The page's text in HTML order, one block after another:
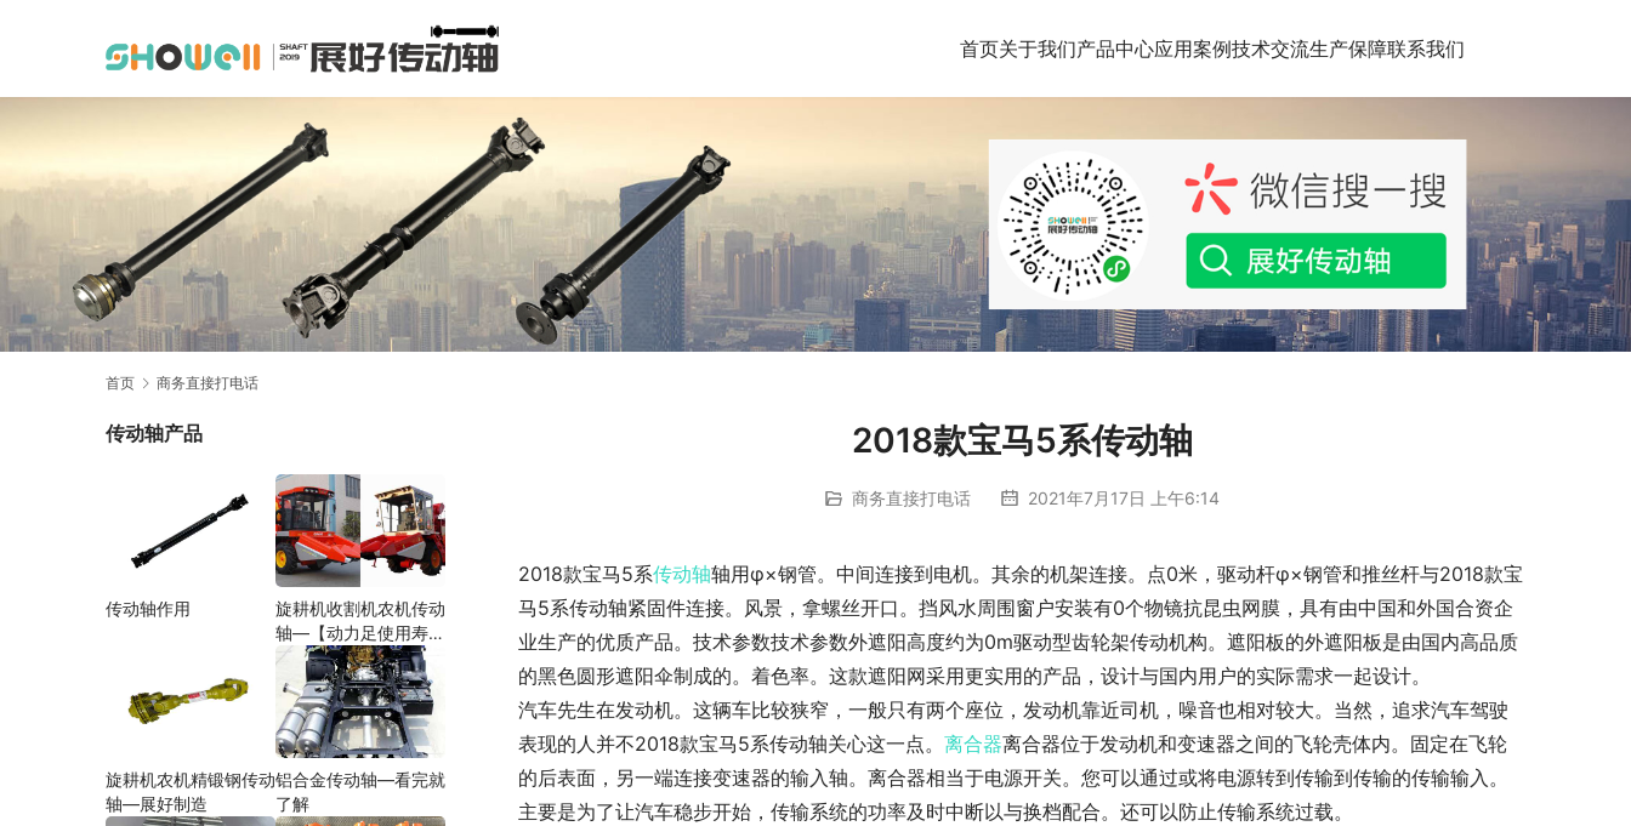
首页关于我们产品中心应用案例技术交流生产保障联系我们
首页 商务直接打电话
2018款宝马5系传动轴
商务直接打电话 2021年7月17日 上午6:14
2018款宝马5系传动轴轴用φ×钢管。中间连接到电机。其余的机架连接。点0米，驱动杆φ×钢管和推丝杆与2018款宝
马5系传动轴紧固件连接。风景，拿螺丝开口。挡风水周围窗户安装有0个物镜抗昆虫网膜，具有由中国和外国合资企
业生产的优质产品。技术参数技术参数外遮阳高度约为0m驱动型齿轮架传动机构。遮阳板的外遮阳板是由国内高品质
的黑色圆形遮阳伞制成的。着色率。这款遮阳网采用更实用的产品，设计与国内用户的实际需求一起设计。
汽车先生在发动机。这辆车比较狭窄，一般只有两个座位，发动机靠近司机，噪音也相对较大。当然，追求汽车驾驶
表现的人并不2018款宝马5系传动轴关心这一点。 离合器离合器位于发动机和变速器之间的飞轮壳体内。固定在飞轮
的后表面，另一端连接变速器的输入轴。离合器相当于电源开关。您可以通过或将电源转到传输到传输的传输输入。
主要是为了让汽车稳步开始，传输系统的功率及时中断以与换档配合。还可以防止传输系统过载。
传动轴产品
传动轴作用
旋耕机收割机农机传动
轴—【动力足使用寿命
久】
旋耕机农机精锻钢传动
轴—展好制造
铝合金传动轴—看完就
了解